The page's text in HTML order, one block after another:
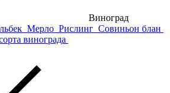
Виноград
Мерло Рислинг Совиньон блан
винограда